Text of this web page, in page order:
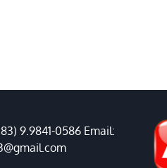
9.9841-0586 Email: